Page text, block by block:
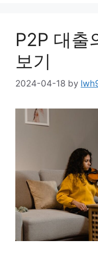
P2P 대출
보기
2024-04-18 by